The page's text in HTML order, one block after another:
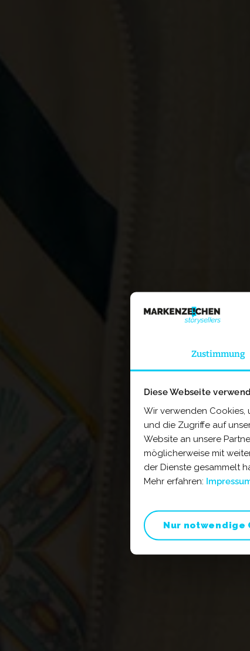
Zustimmung
Diese Webseite
Wir verwenden Cookies,
und die Zugriffe auf
Website an unsere
möglicherweise mit
der Dienste gesammelt
Mehr erfahren:
Nur notwendige